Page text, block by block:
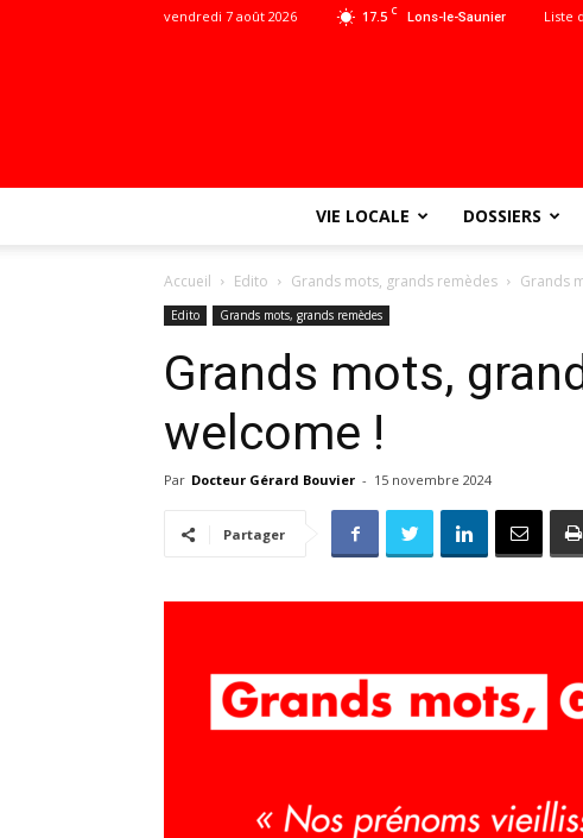
17.5 C Lons-le-Saunier
vendredi 7 août 2026 Liste
VIE LOCALE DOSSIERS
Accueil Edito Grands mots, grands remèdes Grands
Edito Grands mots, grands remèdes
Grands mots,
welcome !
Par Docteur Gérard Bouvier - 15 novembre 2024
Partager